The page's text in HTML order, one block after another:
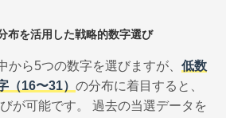
布を活用した戦略的数字選び
から5つの数字を選びますが、 低数
（16〜31） の分布に着目すると、
が可能です。 過去の当選データを